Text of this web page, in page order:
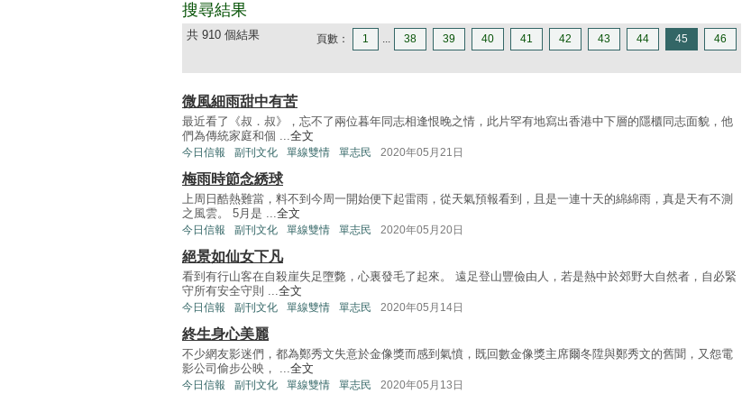
搜尋結果
共 910 個結果 頁數： 1 ... 38 39 40 41 42 43 44 45 46
微風細雨甜中有苦
最近看了《叔．叔》，忘不了兩位暮年同志相逢恨晚之情，此片罕有地寫出香港中下層的隱櫃同志面貌，他
們為傳統家庭和個 ...全文
今日信報 副刊文化 單線雙情 單志民 2020年05月21日
梅雨時節念綉球
上周日酷熱難當，料不到今周一開始便下起雷雨，從天氣預報看到，且是一連十天的綿綿雨，真是天有不測
之風雲。 5月是 ...全文
今日信報 副刊文化 單線雙情 單志民 2020年05月20日
絕景如仙女下凡
看到有行山客在自殺崖失足墮斃，心裏發毛了起來。 遠足登山豐儉由人，若是熱中於郊野大自然者，自必緊
守所有安全守則 ...全文
今日信報 副刊文化 單線雙情 單志民 2020年05月14日
終生身心美麗
不少網友影迷們，都為鄭秀文失意於金像獎而感到氣憤，既回數金像獎主席爾冬陞與鄭秀文的舊聞，又怨電
影公司偷步公映， ...全文
今日信報 副刊文化 單線雙情 單志民 2020年05月13日